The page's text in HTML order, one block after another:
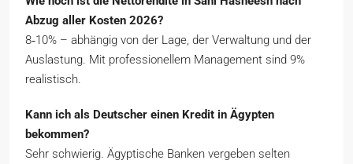
Abzug aller Kosten 2026?
8‑10% – abhängig von der Lage, der Verwaltung und der
Auslastung. Mit professionellem Management sind 9%
realistisch.
Kann ich als Deutscher einen Kredit in Ägypten
bekommen?
Sehr schwierig. Ägyptische Banken vergeben selten